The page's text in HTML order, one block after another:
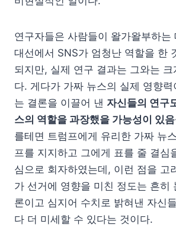
연구자들은 사람들이 왈가왈부하는
대선에서 SNS가 엄청난 역할을 한
되지만, 실제 연구 결과는 그와는
다. 게다가 가짜 뉴스의 실제 영향
는 결론을 이끌어 낸 자신들의 연구
스의 역할을 과장했을 가능성이 있음
를테면 트럼프에게 유리한 가짜 뉴
프를 지지하고 그에게 표를 줄 결심
심으로 회자하였는데, 이런 점을 고
가 선거에 영향을 미친 정도는 흔히
론이고 심지어 수치로 밝혀낸 자신
다 더 미세할 수 있다는 것이다.